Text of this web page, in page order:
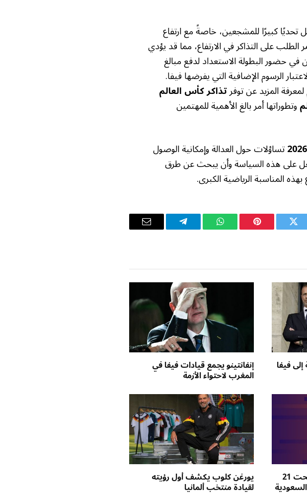
كبيرًا للمشجعين، خاصةً مع ارتفاع
على التذاكر في الارتفاع، مما قد يؤدي
حضور البطولة الاستعداد لدفع مبالغ
الرسوم الإضافية التي يفرضها فيفا.
المزيد عن توفرتذاكر كأس العالم
وتطوراتها أمر بالغ الأهمية للمهتمين
تساؤلات حول العدالة وإمكانية الوصول
على هذه السياسة وأن يبحث عن طرق
المناسبة الرياضية الكبرى.
تويتر بينتيريستواتساب تيلقرام
البريد
فيفا إنفانتينو يجمع قيادات فيفا في
المغرب لاحتواء الأزمة
انطلاق دوري جوّي للنخبة تحت 21 يورغن كلوب يكشف أول رؤيته
لقيادة منتخب ألمانيا